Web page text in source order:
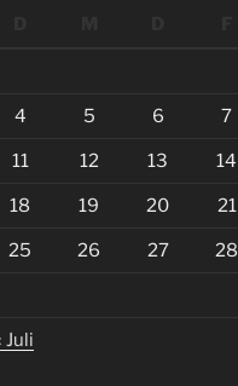
4 5 6 7
11 12 13 14
18 19 20 21
25 26 27 28
Juli